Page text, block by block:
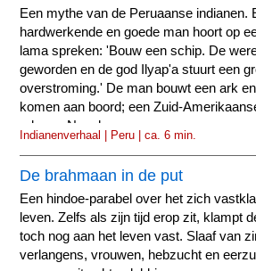
Een mythe van de Peruaanse indianen.
hardwerkende en goede man hoort op
lama spreken: 'Bouw een schip. De
geworden en de god Ilyap'a stuurt een
overstroming.' De man bouwt een ark
komen aan boord; een Zuid-
ark van Noach.
Indianenverhaal | Peru | ca. 6 min.
De brahmaan in de put
Een hindoe-parabel over het zich
leven. Zelfs als zijn tijd erop zit, klampt
toch nog aan het leven vast. Slaaf van
verlangens, vrouwen, hebzucht en